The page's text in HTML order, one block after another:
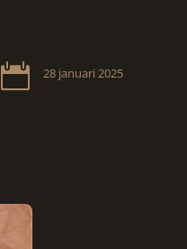
 28 januari 2025